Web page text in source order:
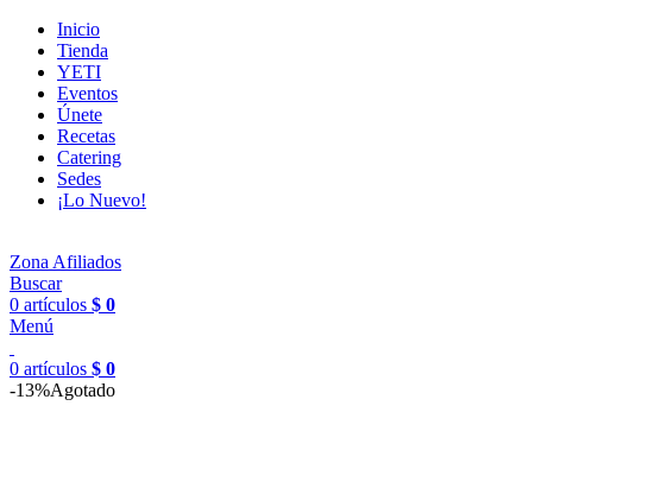
Inicio
Tienda
YETI
Eventos
Únete
Recetas
Catering
Sedes
¡Lo Nuevo!
Zona Afiliados
Buscar
0 artículos $ 0
Menú
0 artículos $ 0
-13%Agotado